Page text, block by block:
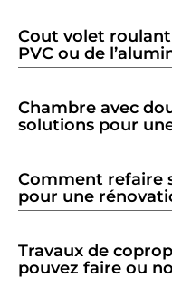
Cout volet
PVC ou de
Chambre avec
solutions pour
Comment refaire
pour une
Travaux de
pouvez faire ou